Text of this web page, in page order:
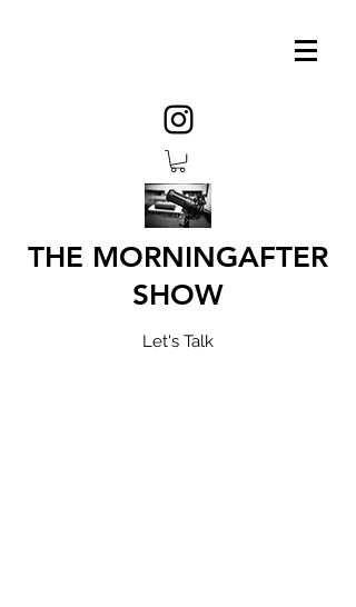
THE MORNINGAFTER
SHOW
Let's Talk